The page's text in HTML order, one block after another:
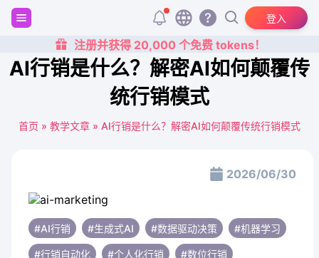
登入
注册并获得 20,000 个免费 tokens！
AI行销是什么？解密AI如何颠覆传
统行销模式
首页 » 教学文章 » AI行销是什么？解密AI如何颠覆传统行销模式
2026/06/30
#AI行销 #生成式AI #数据驱动决策 #机器学习
#行销自动化 #个人化行销 #数位行销